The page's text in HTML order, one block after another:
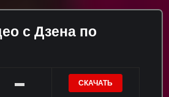
с Дзена по
▬ СКАЧАТЬ